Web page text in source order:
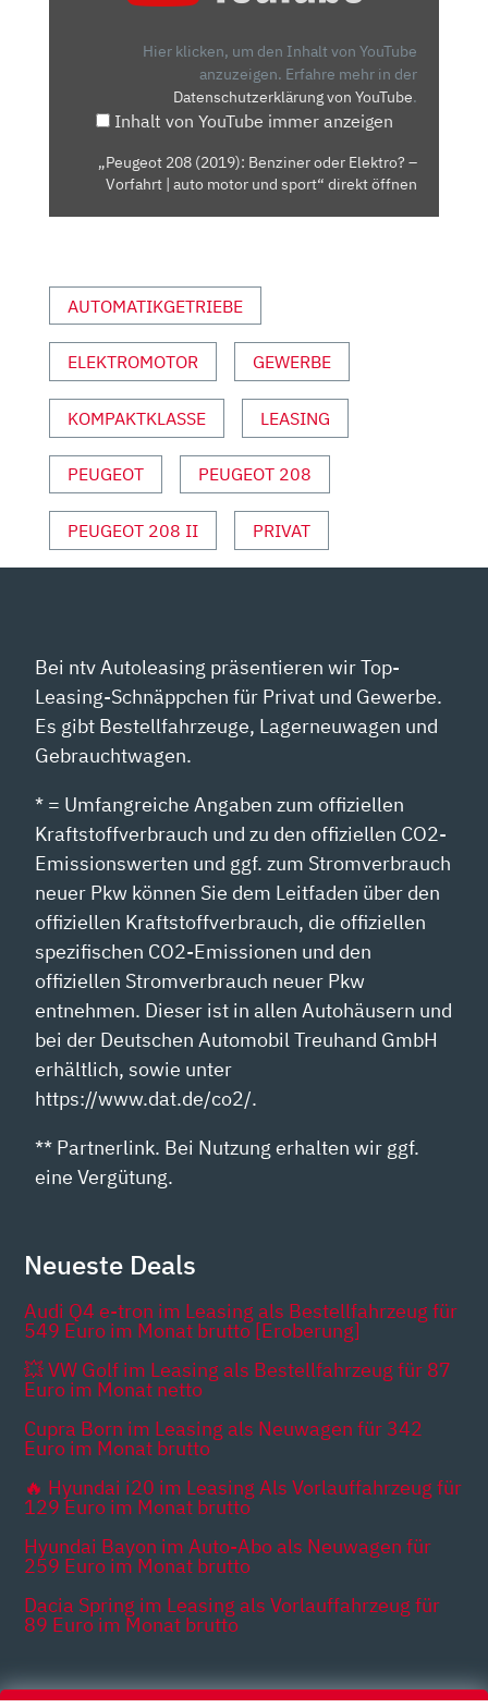
VORFAHRT
VON
YOUTUBE
Hier klicken, um den Inhalt von YouTube
anzuzeigen. Erfahre mehr in der
Datenschutzerklärung von YouTube.
Inhalt von YouTube immer anzeigen
„Peugeot 208 (2019): Benziner oder Elektro? –
Vorfahrt | auto motor und sport“ direkt öffnen
AUTOMATIKGETRIEBE
ELEKTROMOTOR GEWERBE
KOMPAKTKLASSE LEASING
PEUGEOT PEUGEOT 208
PEUGEOT 208 II PRIVAT
Bei ntv Autoleasing präsentieren wir Top-
Leasing-Schnäppchen für Privat und Gewerbe.
Es gibt Bestellfahrzeuge, Lagerneuwagen und
Gebrauchtwagen.
* = Umfangreiche Angaben zum offiziellen
Kraftstoffverbrauch und zu den offiziellen CO2-
Emissionswerten und ggf. zum Stromverbrauch
neuer Pkw können Sie dem Leitfaden über den
offiziellen Kraftstoffverbrauch, die offiziellen
spezifischen CO2-Emissionen und den
offiziellen Stromverbrauch neuer Pkw
entnehmen. Dieser ist in allen Autohäusern und
bei der Deutschen Automobil Treuhand GmbH
erhältlich, sowie unter
https://www.dat.de/co2/.
** Partnerlink. Bei Nutzung erhalten wir ggf.
eine Vergütung.
Neueste Deals
Audi Q4 e-tron im Leasing als Bestellfahrzeug für
549 Euro im Monat brutto [Eroberung]
💥 VW Golf im Leasing als Bestellfahrzeug für 87
Euro im Monat netto
Cupra Born im Leasing als Neuwagen für 342
Euro im Monat brutto
🔥 Hyundai i20 im Leasing Als Vorlauffahrzeug für
129 Euro im Monat brutto
Hyundai Bayon im Auto-Abo als Neuwagen für
259 Euro im Monat brutto
Dacia Spring im Leasing als Vorlauffahrzeug für
89 Euro im Monat brutto